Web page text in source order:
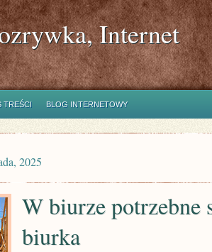
Internet
TREŚCI BLOG INTERNETOWY
2025
W biurze potrzebne
biurka